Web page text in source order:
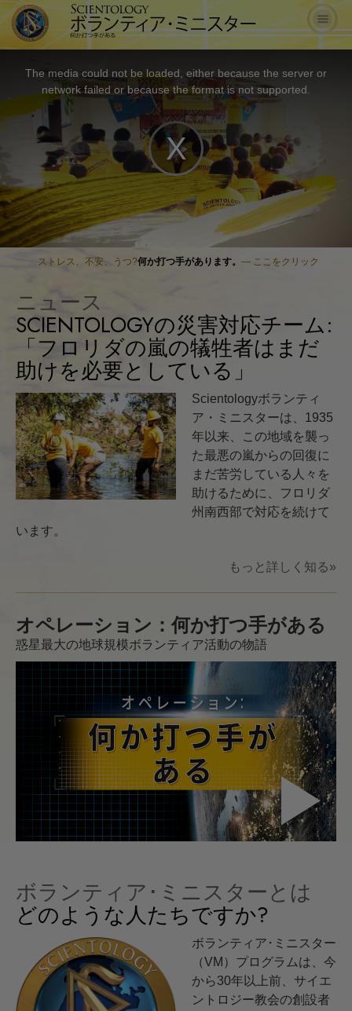
Play
Video
The media could not be loaded, either because the server or
network failed or because the format is not supported.
ストレス、不安、うつ?何か打つ手があります。 — ここをクリック
ニュース
SCIENTOLOGYの災害対応チーム:
「フロリダの嵐の犠牲者はまだ
助けを必要としている」
Scientologyボランティ
ア・ミニスターは、1935
年以来、この地域を襲っ
た最悪の嵐からの回復に
まだ苦労している人々を
助けるために、フロリダ
州南西部で対応を続けて
います。
もっと詳しく知る»
オペレーション：何か打つ手がある
惑星最大の地球規模ボランティア活動の物語
ボランティア･ミニスターとは
どのような人たちですか?
ボランティア･ミニスター
（VM）プログラムは、今
から30年以上前、サイエ
ントロジー教会の創設者